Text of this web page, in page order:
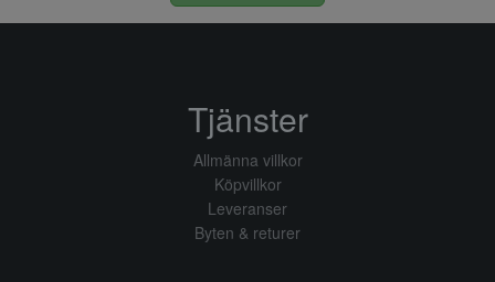
Tjänster
Allmänna villkor
Köpvillkor
Leveranser
Byten & returer